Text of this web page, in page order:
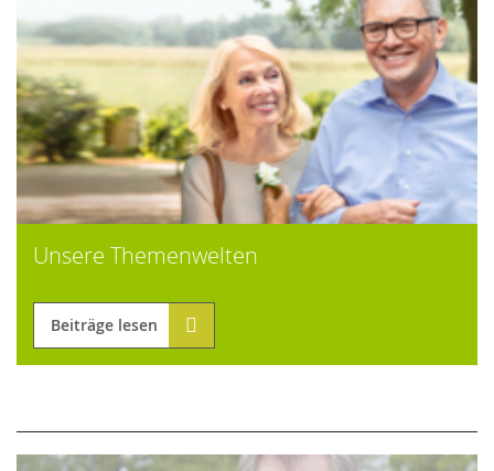
Unsere Themenwelten
Beiträge lesen